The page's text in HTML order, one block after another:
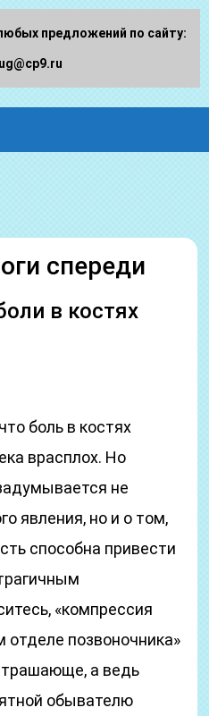
спереди
в костях
боль в костях
врасплох. Но
не
явления, но и о том,
способна привести
«компрессия
отделе позвоночника»
а ведь
обывателю
предложений по сайту: